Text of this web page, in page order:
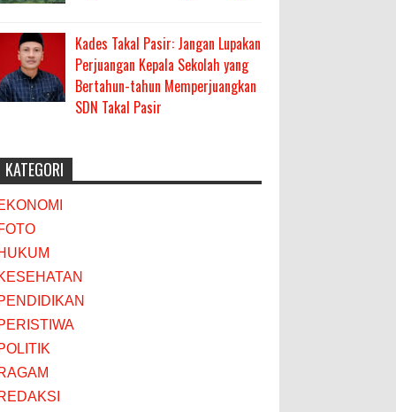
Kades Takal Pasir: Jangan Lupakan
Perjuangan Kepala Sekolah yang
Bertahun-tahun Memperjuangkan
SDN Takal Pasir
KATEGORI